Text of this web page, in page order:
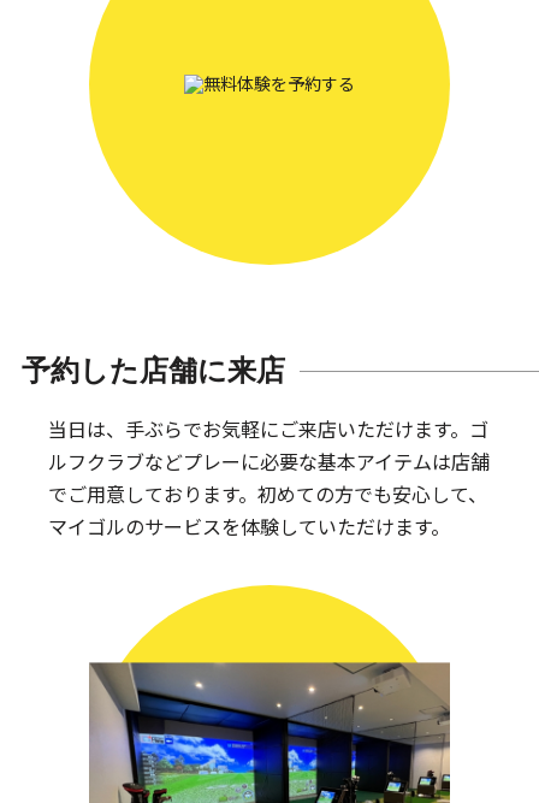
予約した店舗に来店
当日は、手ぶらでお気軽にご来店いただけます。 ゴ
ルフクラブなどプレーに必要な基本アイテムは店舗
でご用意しております。初めての方でも安心して、
マイゴルのサービスを体験していただけます。